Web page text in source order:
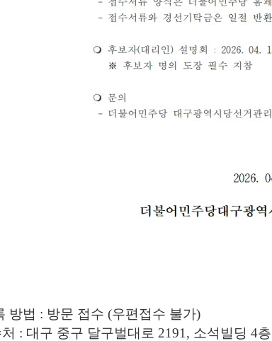
방법 : 방문 접수 (우편접수 불가)
: 대구 중구 달구벌대로 2191, 소석빌딩 4층